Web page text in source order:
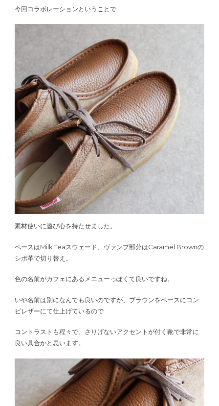
今回コラボレーションということで
素材使いに遊び心を持たせました。
ベースはMilk Teaスウェード、ヴァンプ部分はCaramel Brownの
シボ革で切り替え。
色の名前がカフェにあるメニューっぽくて良いですね。
いや名前は別になんでも良いのですが、ブラウンをベースにコン
ビレザーにて仕上げているので
コントラストも程々で、さりげないアクセントが付く靴で非常に
良い具合かと思います。